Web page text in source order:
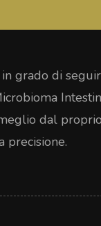
grado di
dal
precisione.